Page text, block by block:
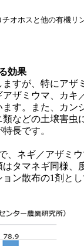
チオホスと他の有機リ
効果
すが、特にアザ
ザミウマ、カ
す。また、カン
などの土壌害
長です。
、ネギ／アザミ
タマネギ同様
ョン散布の1剤と